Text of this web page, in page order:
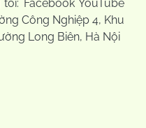
Facebook YouTube
Công Nghiệp 4, Khu
Long Biên, Hà Nội